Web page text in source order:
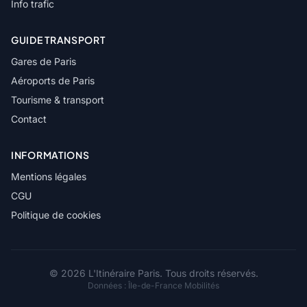
Info trafic
GUIDE TRANSPORT
Gares de Paris
Aéroports de Paris
Tourisme & transport
Contact
INFORMATIONS
Mentions légales
CGU
Politique de cookies
© 2026 L'Itinéraire Paris. Tous droits réservés.
Données : Île-de-France Mobilités